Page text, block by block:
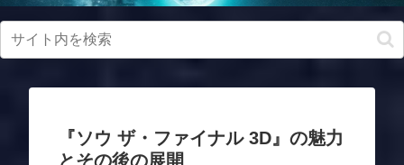
『ソウ ザ・ファイナル 3D』の魅力
とその後の展開